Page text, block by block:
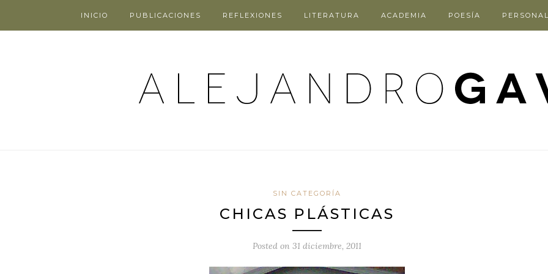
INICIO PUBLICACIONES REFLEXIONES LITERATURA ACADEMIA POESÍA PERSONAL
SIN CATEGORÍA
CHICAS PLÁSTICAS
Posted on 31 diciembre, 2011